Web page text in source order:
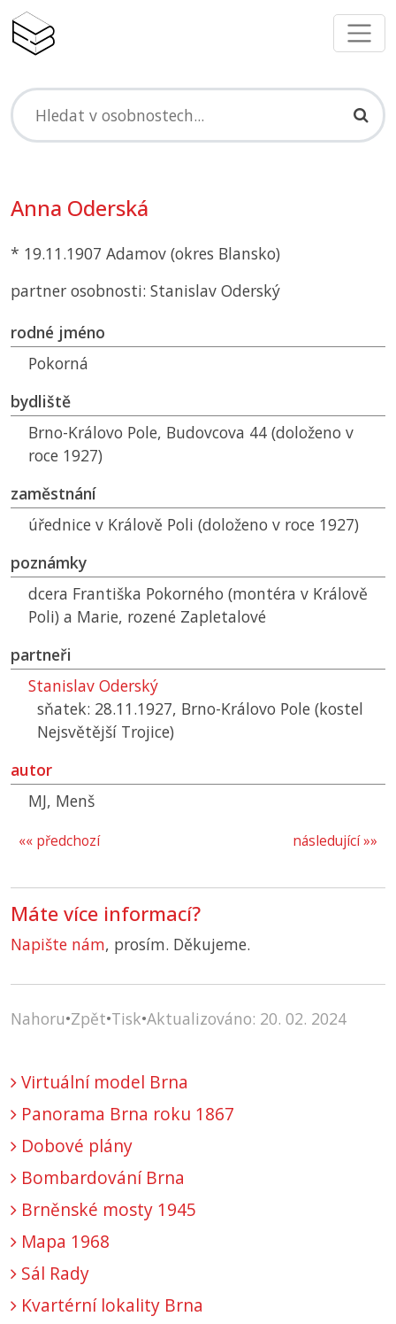
Anna Oderská
* 19.11.1907 Adamov (okres Blansko)
partner osobnosti: Stanislav Oderský
rodné jméno
Pokorná
bydliště
Brno-Královo Pole, Budovcova 44 (doloženo v
roce 1927)
zaměstnání
úřednice v Králově Poli (doloženo v roce 1927)
poznámky
dcera Františka Pokorného (montéra v Králově
Poli) a Marie, rozené Zapletalové
partneři
Stanislav Oderský
sňatek: 28.11.1927, Brno-Královo Pole (kostel
Nejsvětější Trojice)
autor
MJ, Menš
následující »»
«« předchozí
Máte více informací?
Napište nám, prosím. Děkujeme.
Nahoru•Zpět•Tisk•Aktualizováno: 20. 02. 2024
Virtuální model Brna
Panorama Brna roku 1867
Dobové plány
Bombardování Brna
Brněnské mosty 1945
Mapa 1968
Sál Rady
Kvartérní lokality Brna